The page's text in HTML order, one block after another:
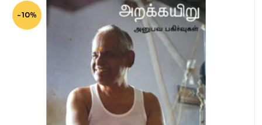
-10%